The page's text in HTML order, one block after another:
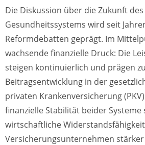
Die Diskussion über die Zukunft
Gesundheitssystems wird seit
Reformdebatten geprägt. Im
wachsende finanzielle Druck: Die
steigen kontinuierlich und prägen
Beitragsentwicklung in der
privaten Krankenversicherung
finanzielle Stabilität beider Systeme
wirtschaftliche
Versicherungsunternehmen stärker